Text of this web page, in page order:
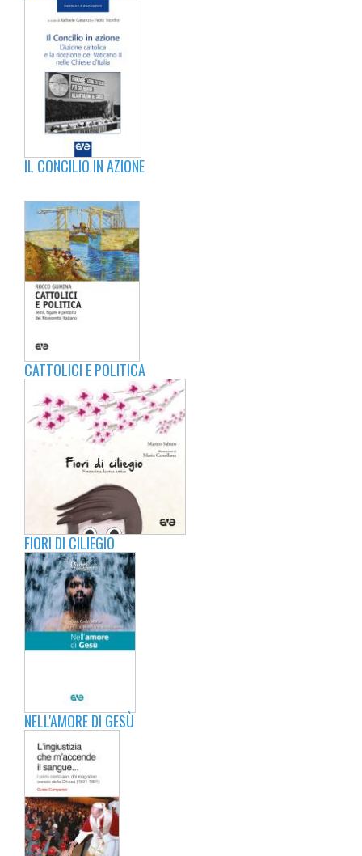
IL CONCILIO IN AZIONE
CATTOLICI E POLITICA
FIORI DI CILIEGIO
NELL'AMORE DI GESÙ